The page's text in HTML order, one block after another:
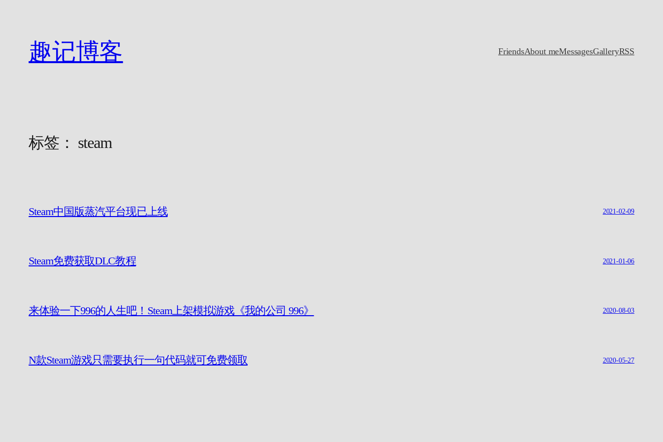
趣记博客 FriendsAbout meMessagesGalleryRSS
标签： steam
Steam中国版蒸汽平台现已上线 2021-02-09
Steam免费获取DLC教程 2021-01-06
来体验一下996的人生吧！Steam上架模拟游戏《我的公司 996》 2020-08-03
N款Steam游戏只需要执行一句代码就可免费领取 2020-05-27